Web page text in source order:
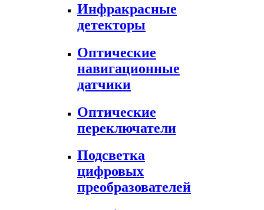
Инфракрасные
детекторы
Оптические
навигационные
датчики
Оптические
переключатели
Подсветка
цифровых
преобразователей